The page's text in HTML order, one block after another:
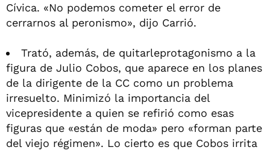
Cívica. «No podemos cometer el error de
cerrarnos al peronismo», dijo Carrió.
Trató, además, de quitarleprotagonismo a la
figura de Julio Cobos, que aparece en los planes
de la dirigente de la CC como un problema
irresuelto. Minimizó la importancia del
vicepresidente a quien se refirió como esas
figuras que «están de moda» pero «forman parte
del viejo régimen». Lo cierto es que Cobos irrita